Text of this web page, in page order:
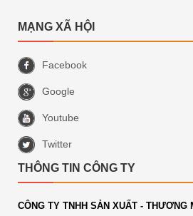
MẠNG XÃ HỘI
Facebook
Google
Youtube
Twitter
THÔNG TIN CÔNG TY
CÔNG TY TNHH SẢN XUẤT - THƯƠNG